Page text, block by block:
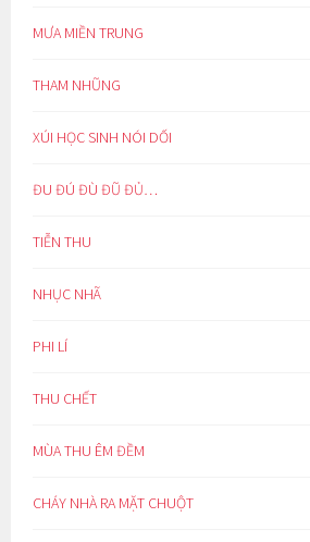
MƯA MIỀN TRUNG
THAM NHŨNG
XÚI HỌC SINH NÓI DỐI
ĐU ĐÚ ĐÙ ĐŨ ĐỦ…
TIỄN THU
NHỤC NHÃ
PHI LÍ
THU CHẾT
MÙA THU ÊM ĐỀM
CHÁY NHÀ RA MẶT CHUỘT